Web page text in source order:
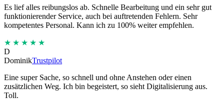
Es lief alles reibungslos ab. Schnelle Bearbeitung und ein sehr gut
funktionierender Service, auch bei auftretenden Fehlern. Sehr
kompetentes Personal. Kann ich zu 100% weiter empfehlen.
★★★★★
D
DominikTrustpilot
Eine super Sache, so schnell und ohne Anstehen oder einen
zusätzlichen Weg. Ich bin begeistert, so sieht Digitalisierung aus.
Toll.